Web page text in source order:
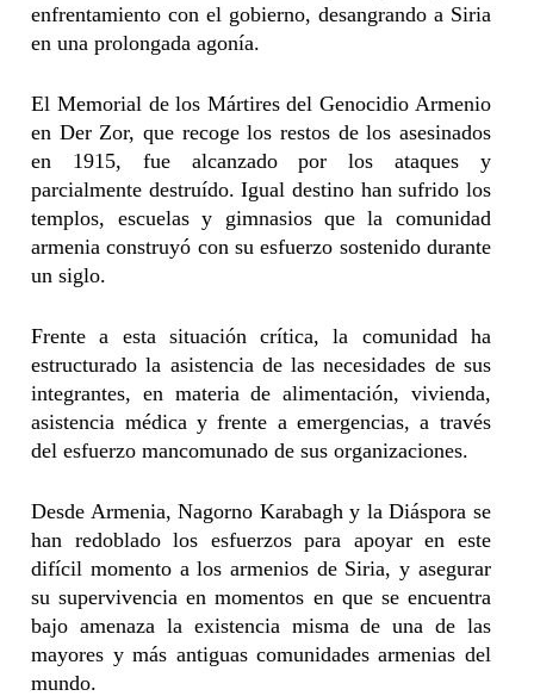
enfrentamiento con el gobierno, desangrando a Siria
en una prolongada agonía.
El Memorial de los Mártires del Genocidio Armenio
en Der Zor, que recoge los restos de los asesinados
en 1915, fue alcanzado por los ataques y
parcialmente destruído. Igual destino han sufrido los
templos, escuelas y gimnasios que la comunidad
armenia construyó con su esfuerzo sostenido durante
un siglo.
Frente a esta situación crítica, la comunidad ha
estructurado la asistencia de las necesidades de sus
integrantes, en materia de alimentación, vivienda,
asistencia médica y frente a emergencias, a través
del esfuerzo mancomunado de sus organizaciones.
Desde Armenia, Nagorno Karabagh y la Diáspora se
han redoblado los esfuerzos para apoyar en este
difícil momento a los armenios de Siria, y asegurar
su supervivencia en momentos en que se encuentra
bajo amenaza la existencia misma de una de las
mayores y más antiguas comunidades armenias del
mundo.